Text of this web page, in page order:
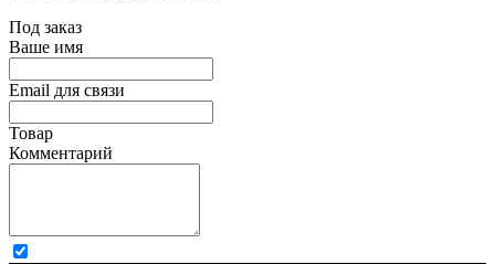
Под заказ
Ваше имя
Email для связи
Товар
Комментарий